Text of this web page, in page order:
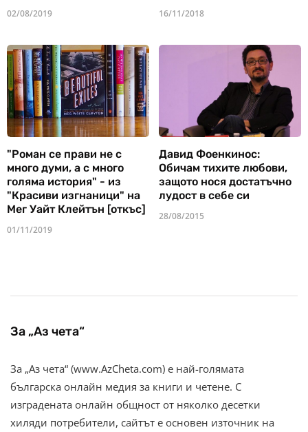
02/08/2019 16/11/2018
"Роман се прави не с
много думи, а с много
голяма история" - из
"Красиви изгнаници" на
Мег Уайт Клейтън [откъс]
01/11/2019
Давид Фоенкинос:
Обичам тихите любови,
защото нося достатъчно
лудост в себе си
28/08/2015
За „Аз чета“
За „Аз чета“ (www.AzCheta.com) е най-голямата
българска онлайн медия за книги и четене. С
изградената онлайн общност от няколко десетки
хиляди потребители, сайтът е основен източник на